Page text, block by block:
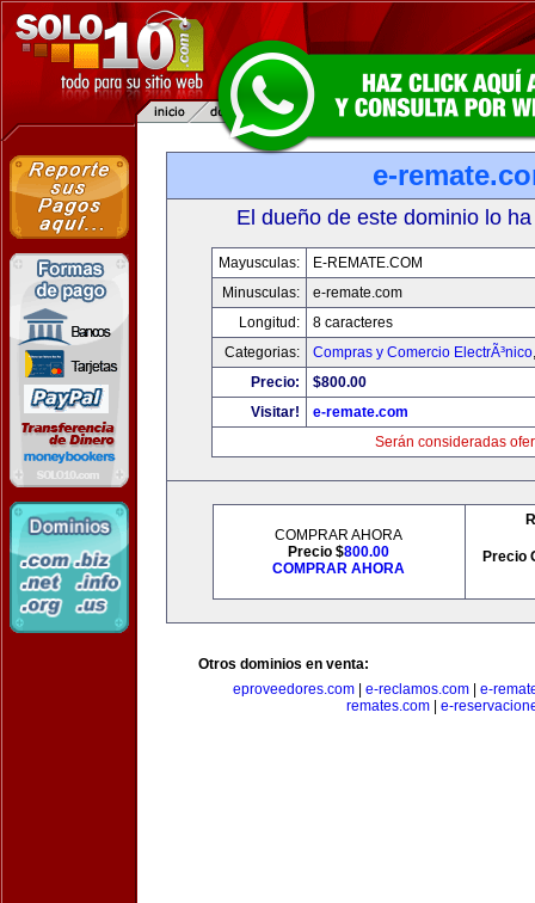
e-
El dueño de este dominio lo
Mayusculas:
E-REMATE.COM
Minusculas:
e-remate.com
Longitud:
8 caracteres
Categorias:
Compras y Comercio ElectrÃ³nico
Precio:
$800.00
Visitar!
e-remate.com
Serán consideradas
COMPRAR AHORA
Precio $800.00
COMPRAR AHORA
Precio
Otros dominios en venta:
eproveedores.com
e-reclamos.com
e-
remates.com| e-